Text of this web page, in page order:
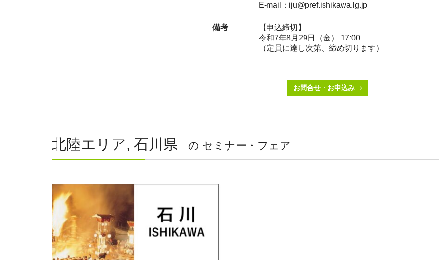
E-mail：iju@pref.ishikawa.lg.jp
備考
【申込締切】
令和7年8月29日（金） 17:00
（定員に達し次第、締め切ります）
お問合せ・お申込み
北陸エリア, 石川県 の セミナー・フェア